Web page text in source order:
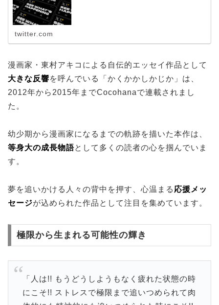
twitter.com
漫画家・東村アキコによる自伝的エッセイ作品として
大きな反響を呼んでいる「かくかかしかじか」は、
2012年から2015年までCocohanaで連載されまし
た。
幼少期から漫画家になるまでの軌跡を描いた本作は、
等身大の成長物語として多くの読者の心を掴んでいま
す。
夢を追いかける人々の背中を押す、心温まる 応援メッ
セージが込められた作品として注目を集めています。
極限から生まれる可能性の輝き
「人は!! もうどうしようもなく疲れた状態の時
にこそ!! ストレスで極限まで追いつめられて肉